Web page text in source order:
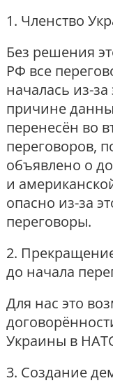
1. Членство
Без решения
РФ все
началась из-
причине
перенесён во
переговоров,
объявлено о
и
опасно из-за
переговоры.
2.
до начала
Для нас это
Украины в
3. Создание